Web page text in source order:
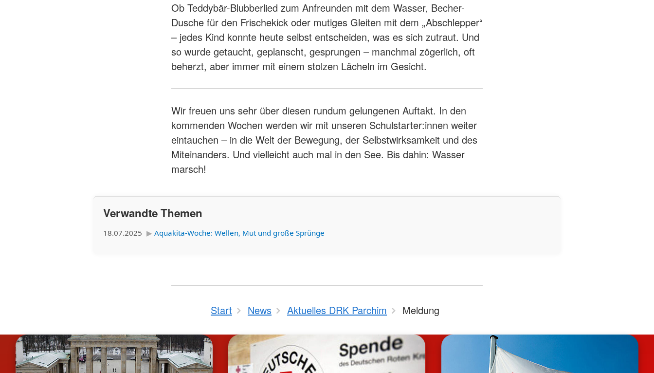
Ob Teddybär-Blubberlied zum Anfreunden mit dem Wasser, Becher-
Dusche für den Frischekick oder mutiges Gleiten mit dem „Abschlepper“
– jedes Kind konnte heute selbst entscheiden, was es sich zutraut. Und
so wurde getaucht, geplanscht, gesprungen – manchmal zögerlich, oft
beherzt, aber immer mit einem stolzen Lächeln im Gesicht.
Wir freuen uns sehr über diesen rundum gelungenen Auftakt. In den
kommenden Wochen werden wir mit unseren Schulstarter:innen weiter
eintauchen – in die Welt der Bewegung, der Selbstwirksamkeit und des
Miteinanders. Und vielleicht auch mal in den See. Bis dahin: Wasser
marsch!
Verwandte Themen
18.07.2025 Aquakita-Woche: Wellen, Mut und große Sprünge
Start News Aktuelles DRK Parchim Meldung